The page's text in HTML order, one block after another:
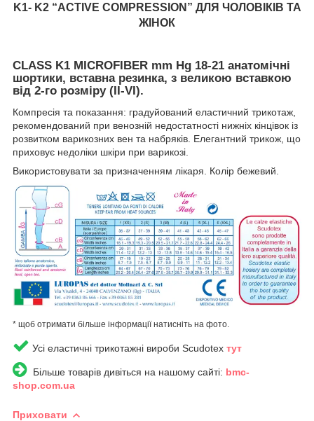
K1- K2 “ACTIVE COMPRESSION” ДЛЯ ЧОЛОВІКІВ ТА
ЖІНОК
CLASS K1 MICROFIBER mm Hg 18-21 анатомічні
шортики, вставна резинка, з великою вставкою
від 2-го розміру (II-VI).
Компресія та показання: градуйований еластичний трикотаж,
рекомендований при венозній недостатності нижніх кінцівок із
розвитком варикозних вен та набряків. Елегантний трикож, що
приховує недоліки шкіри при варикозі.
Використовувати за призначенням лікаря. Колір бежевий.
* щоб отримати більше інформації натисніть на фото.
Усі еластичні трикотажні вироби Scudotex тут
Більше товарів дивіться на нашому сайті: bmc-
shop.com.ua
Приховати